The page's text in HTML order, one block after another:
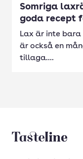
Somriga
goda recept
Lax är inte
är också en
tillaga....
Tasteline startsida